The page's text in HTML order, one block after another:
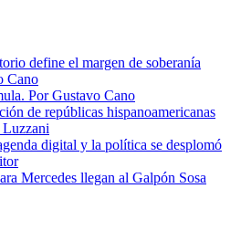
define el margen de soberanía
Cano
Por Gustavo Cano
de repúblicas hispanoamericanas
Luzzani
digital y la política se desplomó
Mercedes llegan al Galpón Sosa